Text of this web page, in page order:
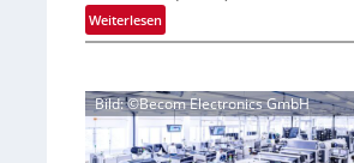
r
e
n
n
t
r
N
e
w
i
s
o
n
N
-
E
n
t
z
Weiterlesen:
O
s
ä
Bild: ©Becom Electronics GmbH